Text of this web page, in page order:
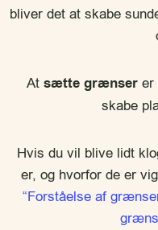
bliver det at skabe
At sætte grænserer
skabe
Hvis du vil blive lidt
er, og hvorfor de er
“Forståelse af